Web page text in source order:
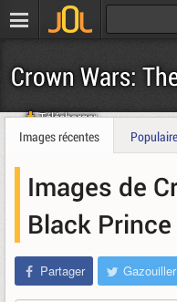
Crown Wars:
Télécharger
Images récentes
Images de
Black Prince
Partager Gazouiller